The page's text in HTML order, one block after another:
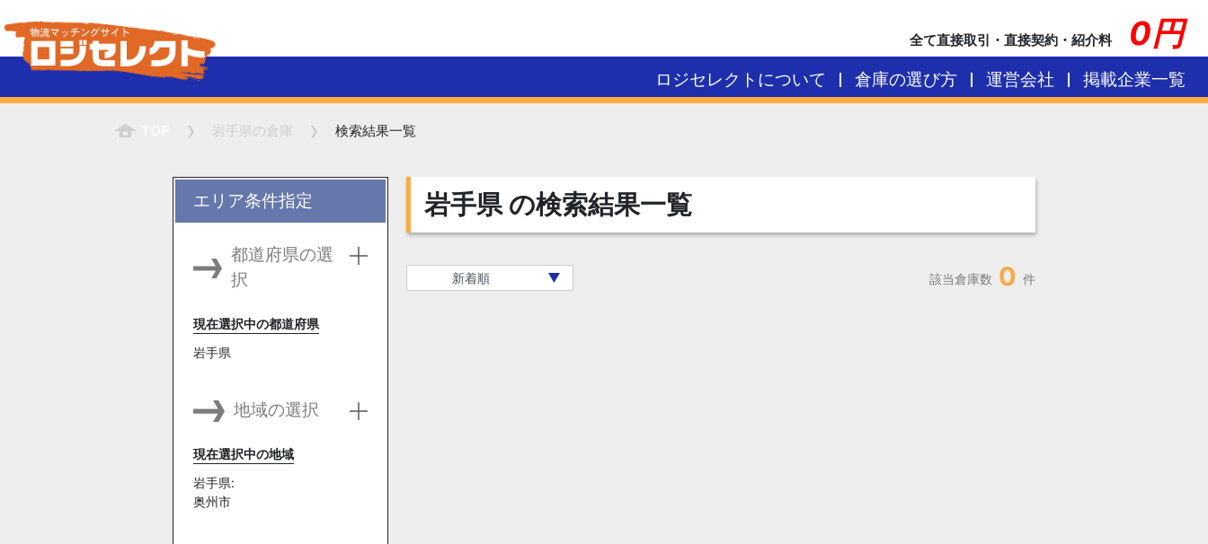
全て直接取引・直接契約・紹介料 0円
ロジセレクトについて 倉庫の選び方 運営会社 掲載企業一覧
岩手県の倉庫 検索結果一覧
エリア条件指定
都道府県の選
択
現在選択中の都道府県
岩手県
地域の選択
現在選択中の地域
岩手県:
奥州市
岩手県 の検索結果一覧
該当倉庫数 0 件